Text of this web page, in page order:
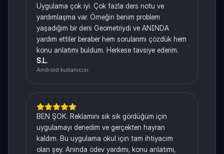
Uygulama çok iyi. Çok fazla ders notu ve
yardımlaşma var. Örneğin benim problem
yaşadığım bir ders Geometriydi ve ANINDA
yardım ettiler beraber hem sorularımı çözdük hem
konu anlatımı buldum. Herkese tavsiye ederim.
S.L.
Android kullanıcısı
BEN ŞOK. Reklamını sık sık gördüğüm için
uygulamayı denedim ve gerçekten hayran
kaldım. Bu uygulama okul için tam ihtiyacım
olan şey. Anında ödev yardımı, konu anlatımı,